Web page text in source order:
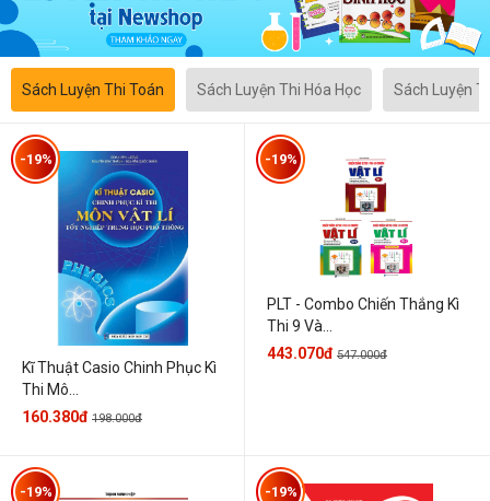
Sách Luyện Thi Toán Sách Luyện Thi Hóa Học Sách Luyện
Kĩ Thuật Casio Chinh Phục Kì
Thi Mô...
-19%
160.380đ 198.000đ
PLT - Combo Chiến Thắng Kì
Thi 9 Và...
-19%
443.070đ 547.000đ
-19% -19%